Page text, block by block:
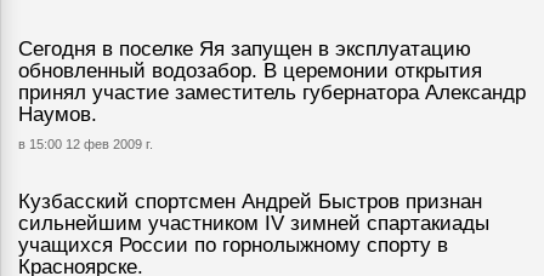
Сегодня в поселке Яя запущен в эксплуатацию
обновленный водозабор. В церемонии открытия
принял участие заместитель губернатора Александр
Наумов.
в 15:00 12 фев 2009 г.
Кузбасский спортсмен Андрей Быстров признан
сильнейшим участником IV зимней спартакиады
учащихся России по горнолыжному спорту в
Красноярске.